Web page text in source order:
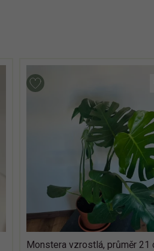
Monstera vzrostlá, průměr 21